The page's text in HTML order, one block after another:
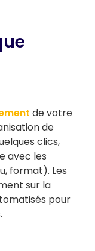
de votre
de
clics,
avec les
format). Les
sur la
pour